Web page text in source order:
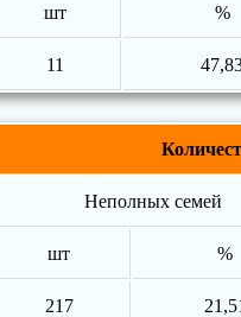
шт %
11
Неполных семей
шт %
217